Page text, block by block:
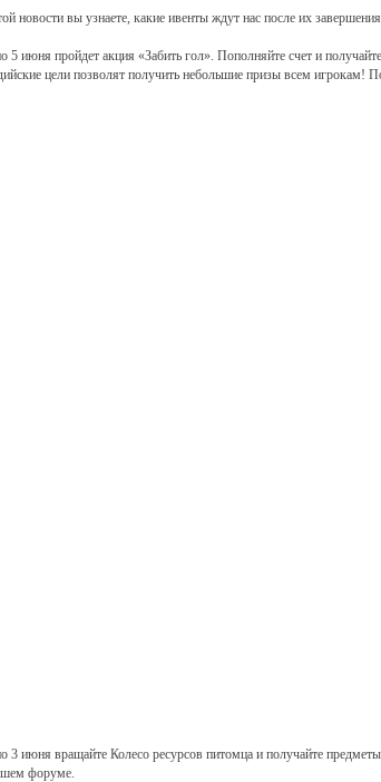
новости вы узнаете, какие ивенты ждут нас после их
5 июня пройдет акция «Забить гол». Пополняйте счет и
цели позволят получить небольшие призы всем игрокам!
3 июня вращайте Колесо ресурсов питомца и получайте
форуме.